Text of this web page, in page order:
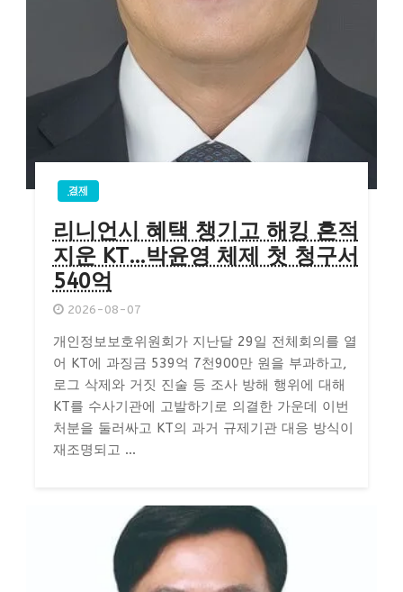
경제
리니언시 혜택 챙기고 해킹 흔적
지운 KT…박윤영 체제 첫 청구서
540억
2026-08-07
개인정보보호위원회가 지난달 29일 전체회의를 열
어 KT에 과징금 539억 7천900만 원을 부과하고,
로그 삭제와 거짓 진술 등 조사 방해 행위에 대해
KT를 수사기관에 고발하기로 의결한 가운데 이번
처분을 둘러싸고 KT의 과거 규제기관 대응 방식이
재조명되고 ...